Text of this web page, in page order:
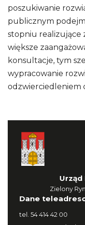
poszukiwanie
publicznym
stopniu realizujące
większe
konsultacje, tym
wypracowanie
odzwierciedleniem
Urząd
Zielony
Dane
tel. 54 414 42 00